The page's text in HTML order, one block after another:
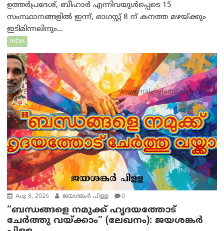
ഉത്തർപ്രദേശ്, ബീഹാർ എന്നിവയുൾപ്പെടെ 15
സംസ്ഥാനങ്ങളിൽ ഇന്ന്, ഓഗസ്റ്റ് 8 ന് കനത്ത മഴയ്ക്കും
ഇടിമിന്നലിനും...
INDIA
Aug 8, 2026 ജയശങ്കര്‍ പിള്ള 0
“ബന്ധങ്ങളെ നമുക്ക് ഹൃദയത്തോട്
ചേർത്തു വയ്ക്കാം” (ലേഖനം): ജയശങ്കര്‍